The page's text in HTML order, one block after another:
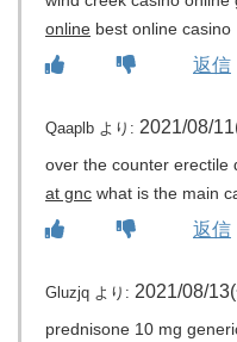
online best online casino
返信
Qaaplb より: 2021/08/
over the counter erectile
at gnc what is the main
返信
Gluzjq より: 2021/08/
prednisone 10 mg